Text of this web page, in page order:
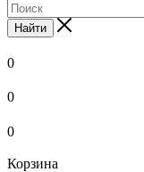
Найти
0
0
0
Корзина